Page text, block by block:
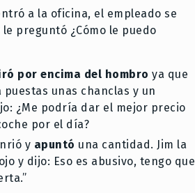
a la oficina, el empleado se
preguntó ¿Cómo le puedo
por encima del hombro ya que
puestas unas chanclas y un
¿Me podría dar el mejor precio
por el día?
y apuntó una cantidad. Jim la
y dijo: Eso es abusivo, tengo que